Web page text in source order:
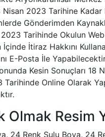
2023 Tarihine Kadar
Gönderimden
2023 Tarihinde Okulun
İçinde İtiraz Hakkını
E-Posta İle
Kesin Sonuçları 18
Online Olarak
Olmak Resim
24 Renk Sulu Boya, 24